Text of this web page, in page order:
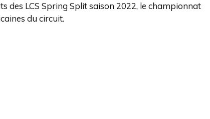
des LCS Spring Split saison 2022, le championnat
du circuit.